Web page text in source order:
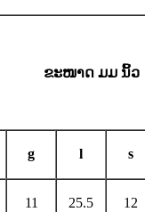
ຂະໜາດ ມມ ນິ້ວ
g l s
11 25.5 12